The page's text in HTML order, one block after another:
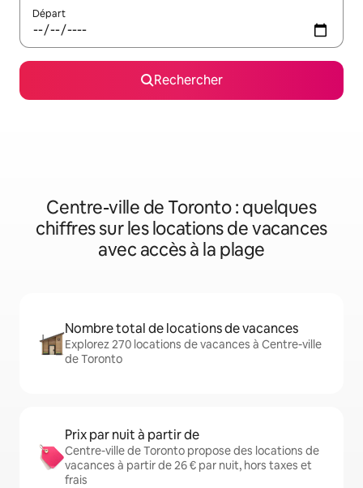
Départ
Rechercher
Centre-ville de Toronto : quelques
chiffres sur les locations de vacances
avec accès à la plage
Nombre total de locations de vacances
Explorez 270 locations de vacances à Centre-ville
de Toronto
Prix par nuit à partir de
Centre-ville de Toronto propose des locations de
vacances à partir de 26 € par nuit, hors taxes et
frais